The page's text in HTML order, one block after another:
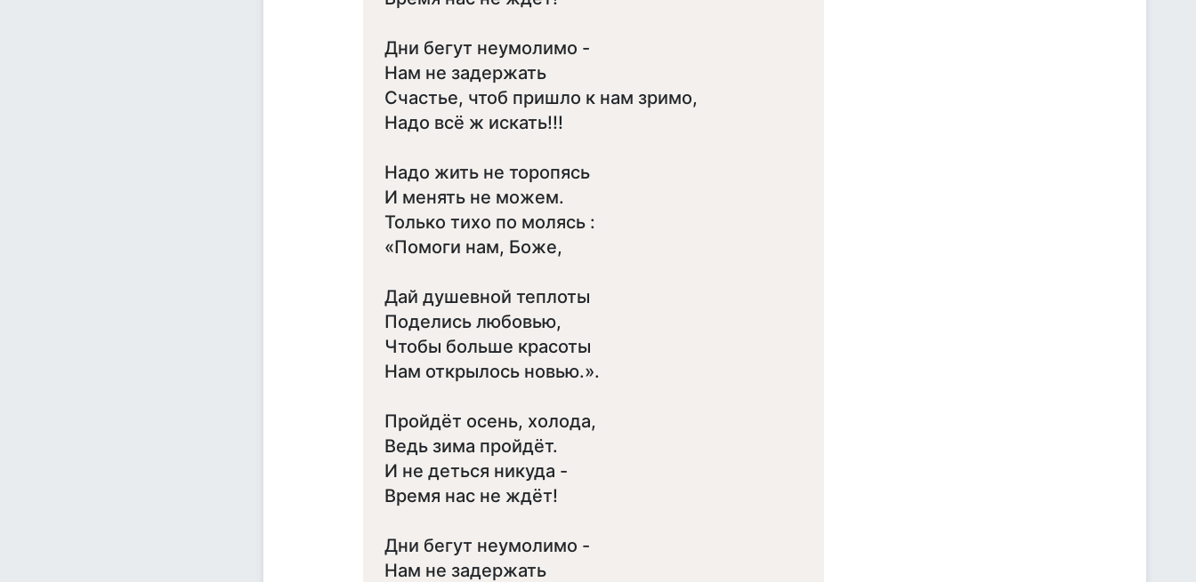
Дни бегут неумолимо -
Нам не задержать
Счастье, чтоб пришло к нам зримо,
Надо всё ж искать!!!
Надо жить не торопясь
И менять не можем.
Только тихо по молясь :
«Помоги нам, Боже,
Дай душевной теплоты
Поделись любовью,
Чтобы больше красоты
Нам открылось новью.».
Пройдёт осень, холода,
Ведь зима пройдёт.
И не деться никуда -
Время нас не ждёт!
Дни бегут неумолимо -
Нам не задержать